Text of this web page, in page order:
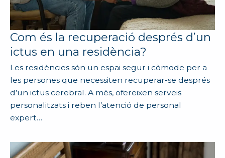
Com és la recuperació després d’un
ictus en una residència?
Les residències són un espai segur i còmode per a
les persones que necessiten recuperar-se després
d’un ictus cerebral. A més, ofereixen serveis
personalitzats i reben l’atenció de personal
expert…